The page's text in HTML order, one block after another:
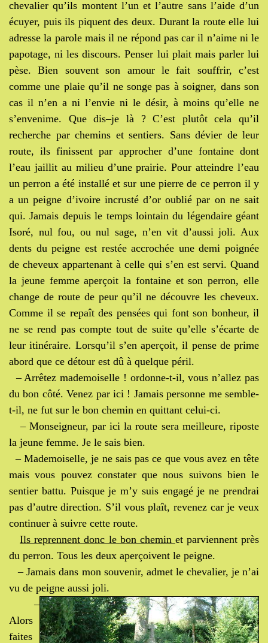
chevalier qu’ils montent l’un et l’autre sans l’aide d’un
écuyer, puis ils piquent des deux. Durant la route elle lui
adresse la parole mais il ne répond pas car il n’aime ni le
papotage, ni les discours. Penser lui plait mais parler lui
pèse. Bien souvent son amour le fait souffrir, c’est
comme une plaie qu’il ne songe pas à soigner, dans son
cas il n’en a ni l’envie ni le désir, à moins qu’elle ne
s’envenime. Que dis–je là ? C’est plutôt cela qu’il
recherche par chemins et sentiers. Sans dévier de leur
route, ils finissent par approcher d’une fontaine dont
l’eau jaillit au milieu d’une prairie. Pour atteindre l’eau
un perron a été installé et sur une pierre de ce perron il y
a un peigne d’ivoire incrusté d’or oublié par on ne sait
qui. Jamais depuis le temps lointain du légendaire géant
Isoré, nul fou, ou nul sage, n’en vit d’aussi joli. Aux
dents du peigne est restée accrochée une demi poignée
de cheveux appartenant à celle qui s’en est servi. Quand
la jeune femme aperçoit la fontaine et son perron, elle
change de route de peur qu’il ne découvre les cheveux.
Comme il se repaît des pensées qui font son bonheur, il
ne se rend pas compte tout de suite qu’elle s’écarte de
leur itinéraire. Lorsqu’il s’en aperçoit, il pense de prime
abord que ce détour est dû à quelque péril.
– Arrêtez mademoiselle ! ordonne-t-il, vous n’allez pas
du bon côté. Venez par ici ! Jamais personne me semble-
t-il, ne fut sur le bon chemin en quittant celui-ci.
– Monseigneur, par ici la route sera meilleure, riposte
la jeune femme. Je le sais bien.
– Mademoiselle, je ne sais pas ce que vous avez en tête
mais vous pouvez constater que nous suivons bien le
sentier battu. Puisque je m’y suis engagé je ne prendrai
pas d’autre direction. S’il vous plaît, revenez car je veux
continuer à suivre cette route.
Ils reprennent donc le bon chemin et parviennent près
du perron. Tous les deux aperçoivent le peigne.
– Jamais dans mon souvenir, admet le chevalier, je n’ai
vu de peigne aussi joli.
–
Alors
faites